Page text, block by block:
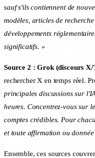
sauf s'ils contiennent de
modèles, articles de
développements
significatifs. »
Source 2 : Grok (discours
rechercher X en temps réel.
principales discussions sur
heures. Concentrez-vous sur
comptes crédibles. Pour
et toute affirmation ou
Ensemble, ces sources